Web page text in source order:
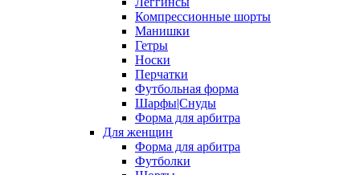
Компрессионные шорты
Манишки
Гетры
Носки
Перчатки
Футбольная форма
Шарфы|Снуды
Форма для арбитра
Для женщин
Форма для арбитра
Футболки